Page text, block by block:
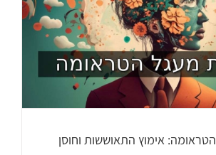
אימוץ התאוששות וחוסן